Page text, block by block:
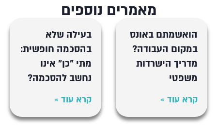
מאמרים נוספים
הואשמתם באונס
במקום העבודה?
מדריך הישרדות
משפטי
קרא עוד »
בעילה שלא
בהסכמה חופשית:
מתי "כן" אינו
נחשב להסכמה?
קרא עוד »